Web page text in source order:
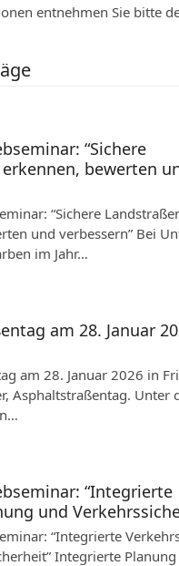
entnehmen Sie bitte
“Sichere
bewerten
“Sichere
und verbessern” Bei
im Jahr…
am 28. Januar
am 28. Januar 2026 in
Asphaltstraßentag. Unter
“Integrierte
und
“Integrierte
Integrierte